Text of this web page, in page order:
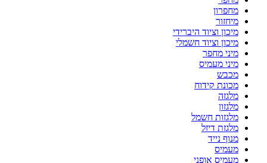
מחפרון
מיחזור
מיכון וציוד היברידי
מיכון וציוד חשמלי
מיני מחפר
מיני מעמיס
מכבש
מכונת קידוח
מלגזה
מלגזון
מלגזות חשמל
מלגזת דיזל
מנוף נייד
מעמיס
מעמיס אופני